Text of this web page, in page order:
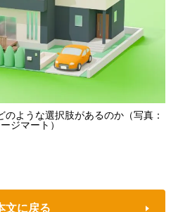
ような選択肢があるのか（写真：
ジマート）
文に戻る